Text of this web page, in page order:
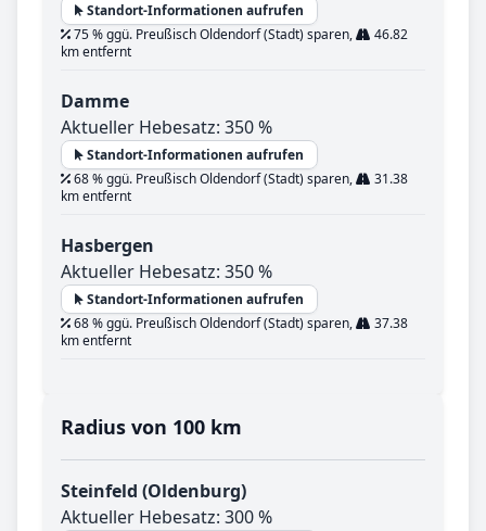
Standort-Informationen aufrufen
75 % ggü. Preußisch Oldendorf (Stadt) sparen,
46.82
km entfernt
Damme
Aktueller Hebesatz: 350 %
Standort-Informationen aufrufen
68 % ggü. Preußisch Oldendorf (Stadt) sparen,
31.38
km entfernt
Hasbergen
Aktueller Hebesatz: 350 %
Standort-Informationen aufrufen
68 % ggü. Preußisch Oldendorf (Stadt) sparen,
37.38
km entfernt
Radius von 100 km
Steinfeld (Oldenburg)
Aktueller Hebesatz: 300 %